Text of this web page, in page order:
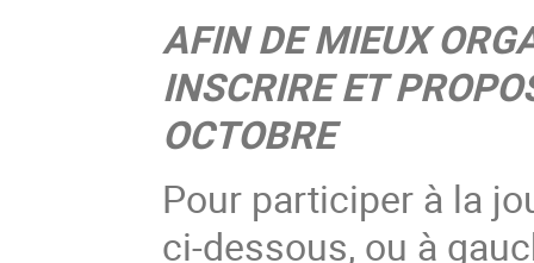
AFIN DE MIEUX
INSCRIRE ET
OCTOBRE
Pour participer à la
ci-dessous, ou à